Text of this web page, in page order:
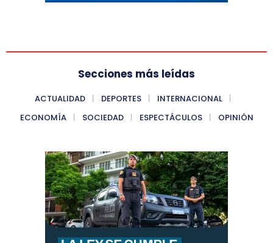
Secciones más leídas
ACTUALIDAD DEPORTES
INTERNACIONAL
ECONOMÍA
SOCIEDAD ESPECTÁCULOS OPINIÓN